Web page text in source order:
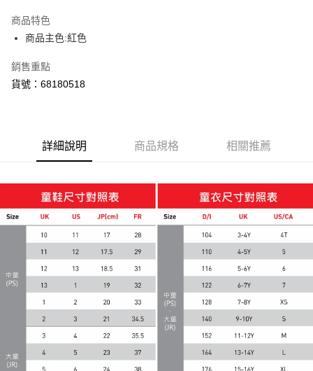
街口支付
悠遊付
Google Pay
運送方式
付款後7-11取貨
每筆NT$100，滿NT$1,800(含以上)免運費
宅配(離島恕不配送)
每筆NT$150，滿NT$1,800(含以上)免運費
宅配貨到付款(離島恕不配送)
每筆NT$180
商品特色
商品主色:紅色
銷售重點
貨號：68180518
詳細說明 商品規格 相關推薦